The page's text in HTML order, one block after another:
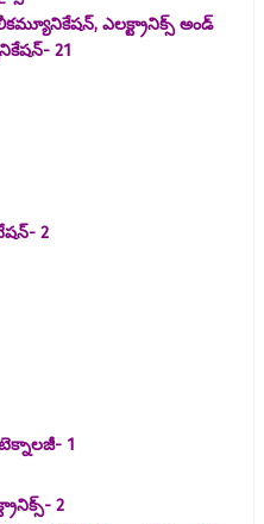
ఎలక్ట్రానిక్స్ అండ్
21
2
టెక్నాలజీ- 1
2